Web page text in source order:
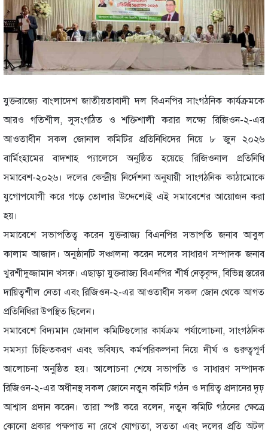
যুক্তরাজ্যে বাংলাদেশ জাতীয়তাবাদী দল বিএনপির সাংগঠনিক কার্যক্রমকে
আরও গতিশীল, সুসংগঠিত ও শক্তিশালী করার লক্ষ্যে রিজিওন-২-এর
আওতাধীন সকল জোনাল কমিটির প্রতিনিধিদের নিয়ে ৮ জুন ২০২৬
বার্মিংহামের বাদশাহ প্যালেসে অনুষ্ঠিত হয়েছে রিজিওনাল প্রতিনিধি
সমাবেশ-২০২৬। দলের কেন্দ্রীয় নির্দেশনা অনুযায়ী সাংগঠনিক কাঠামোকে
যুগোপযোগী করে গড়ে তোলার উদ্দেশ্যেই এই সমাবেশের আয়োজন করা
হয়।
সমাবেশে সভাপতিত্ব করেন যুক্তরাজ্য বিএনপির সভাপতি জনাব আবুল
কালাম আজাদ। অনুষ্ঠানটি সঞ্চালনা করেন দলের সাধারণ সম্পাদক জনাব
খুরশীদুজ্জামান খসরু। এছাড়া যুক্তরাজ্য বিএনপির শীর্ষ নেতৃবৃন্দ, বিভিন্ন স্তরের
দায়িত্বশীল নেতা এবং রিজিওন-২-এর আওতাধীন সকল জোন থেকে আগত
প্রতিনিধিরা উপস্থিত ছিলেন।
সমাবেশে বিদ্যমান জোনাল কমিটিগুলোর কার্যক্রম পর্যালোচনা, সাংগঠনিক
সমস্যা চিহ্নিতকরণ এবং ভবিষ্যৎ কর্মপরিকল্পনা নিয়ে দীর্ঘ ও গুরুত্বপূর্ণ
আলোচনা অনুষ্ঠিত হয়। আলোচনা শেষে সভাপতি ও সাধারণ সম্পাদক
রিজিওন-২-এর অধীনস্থ সকল জোনে নতুন কমিটি গঠন ও দায়িত্ব প্রদানের দৃঢ়
আশ্বাস প্রদান করেন। তারা স্পষ্ট করে বলেন, নতুন কমিটি গঠনের ক্ষেত্রে
কোনো প্রকার পক্ষপাত না রেখে যোগ্যতা, সততা এবং দলের প্রতি অটল